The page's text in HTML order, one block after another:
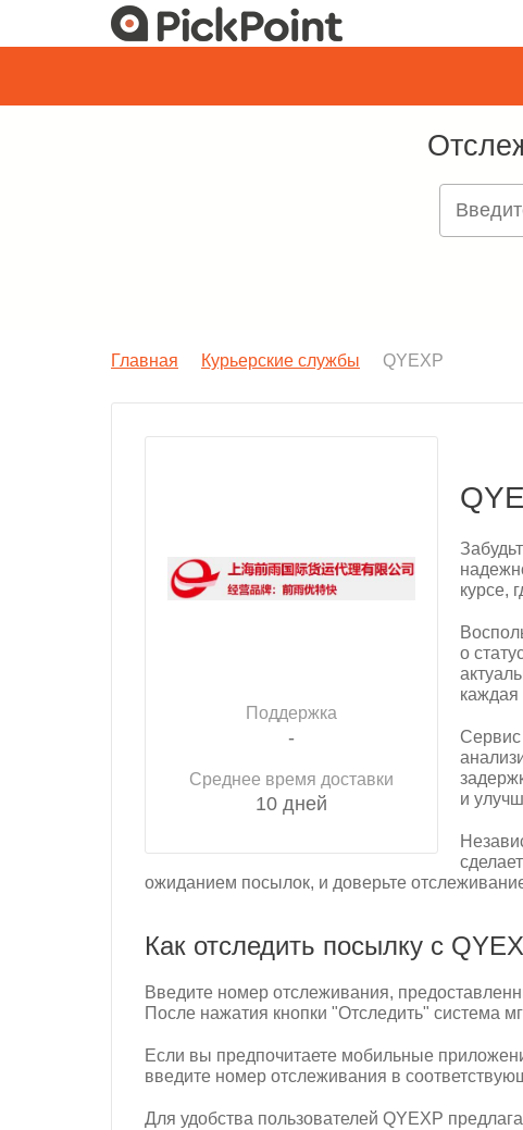
Главная Курьерские службы QYEXP
Поддержка
-
Среднее время доставки
10 дней
курсе,
о
каждая
Сервис
и
ожиданием посылок, и доверьте
Как отследить посылку с
Введите номер отслеживания,
После нажатия кнопки "Отследить" система
Если вы предпочитаете мобильные
введите номер отслеживания в
Для удобства пользователей QYEXP